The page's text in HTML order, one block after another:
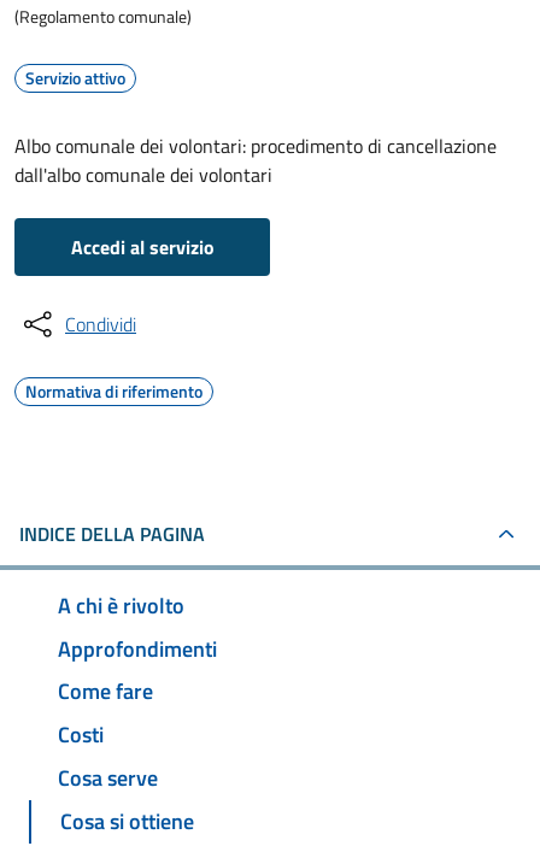
(Regolamento comunale)
Servizio attivo
Albo comunale dei volontari: procedimento di cancellazione
dall'albo comunale dei volontari
Accedi al servizio
Condividi
Normativa di riferimento
INDICE DELLA PAGINA
A chi è rivolto
Approfondimenti
Come fare
Costi
Cosa serve
Cosa si ottiene